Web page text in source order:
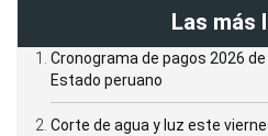
Las más
Cronograma de pagos 2026
Estado peruano
Corte de agua y luz este